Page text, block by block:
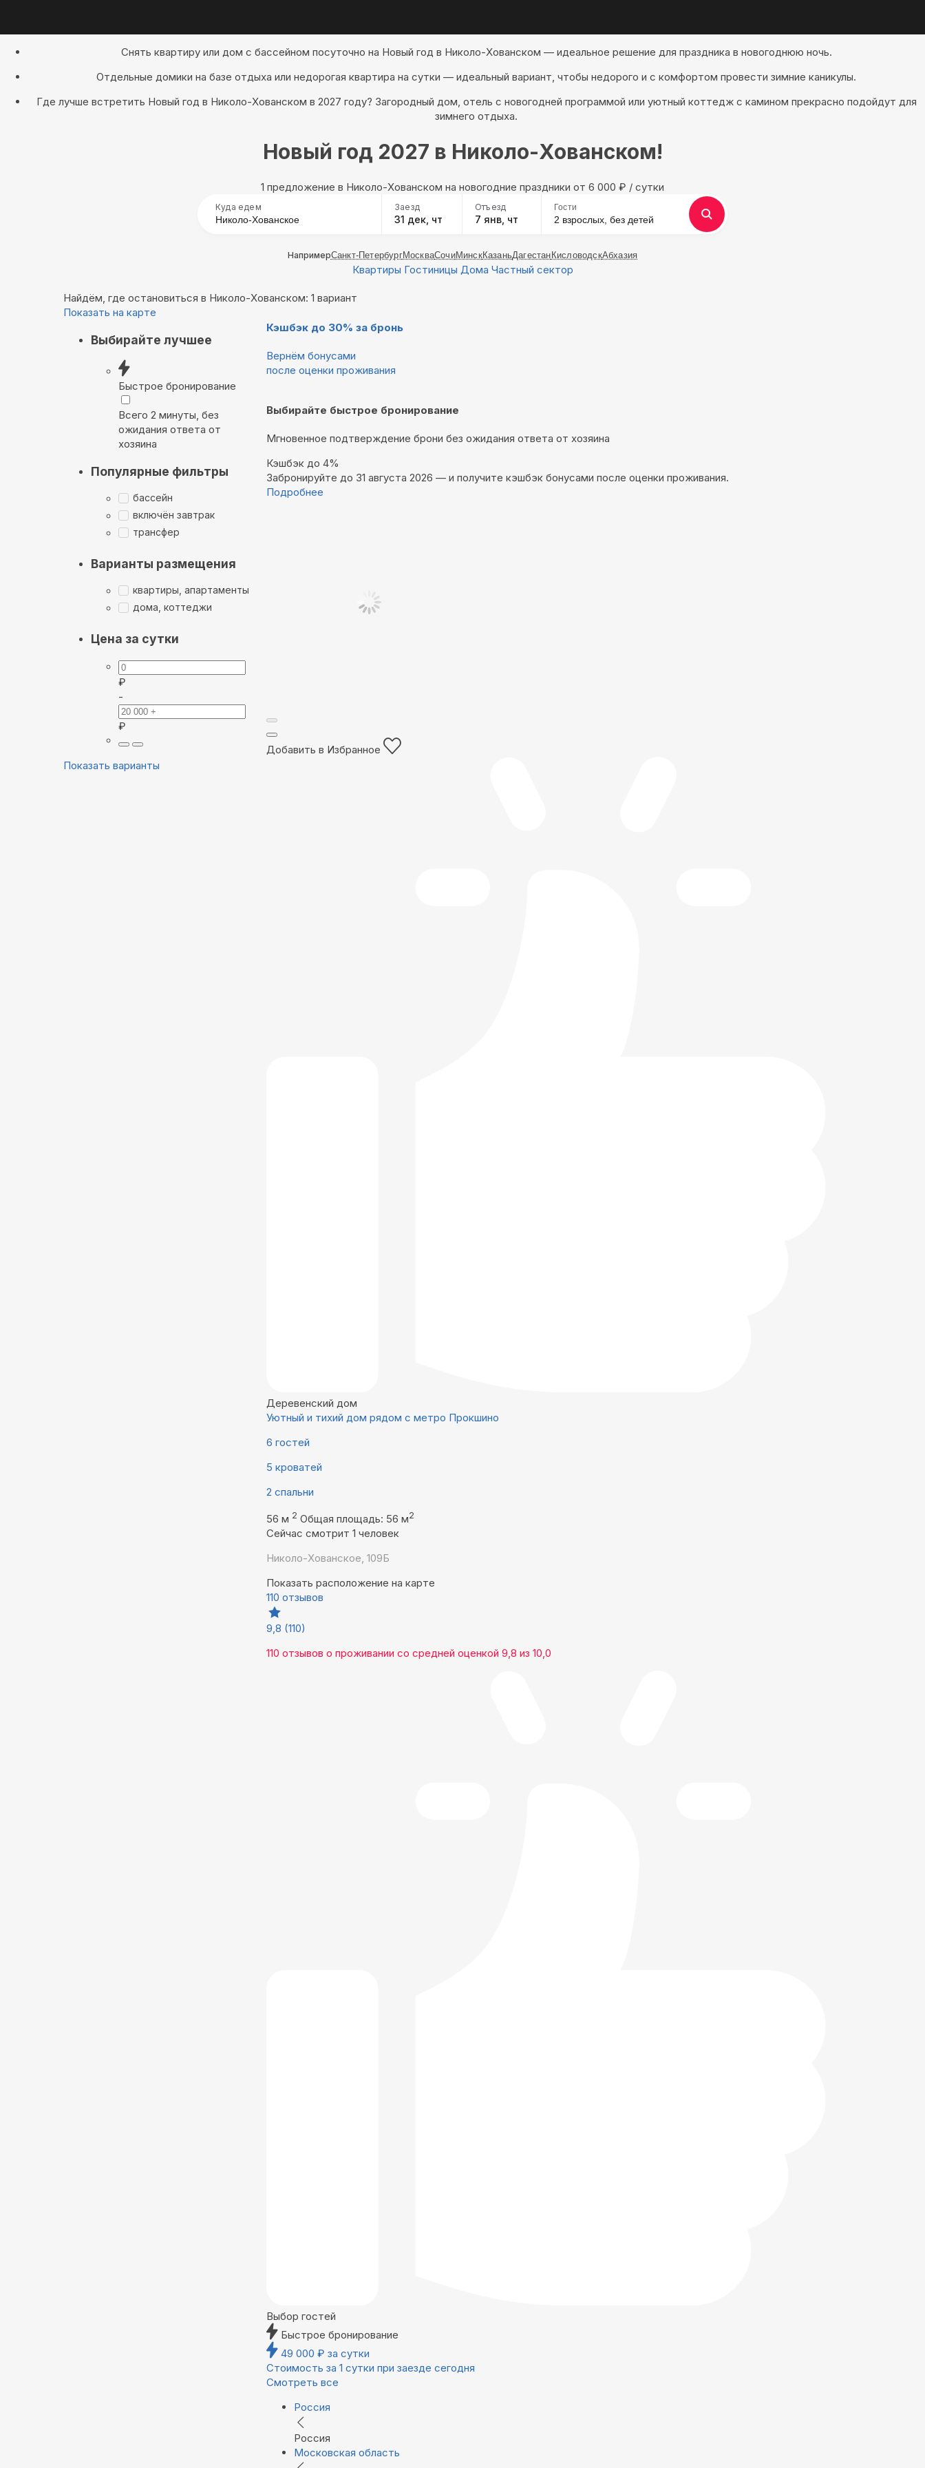
Снять квартиру или дом с бассейном посуточно на Новый год в Николо-Хованском — идеальное решение для праздника в новогоднюю ночь.
Отдельные домики на базе отдыха или недорогая квартира на сутки — идеальный вариант, чтобы недорого и с комфортом провести зимние каникулы.
Где лучше встретить Новый год в Николо-Хованском в 2027 году? Загородный дом, отель с новогодней программой или уютный коттедж с камином прекрасно подойдут для
зимнего отдыха.
Новый год 2027 в Николо-Хованском!
1 предложение в Николо-Хованском на новогодние праздники oт 6 000 ₽ / сутки
Куда едем Заезд
31 дек, чт
Отъезд
7 янв, чт
Гости
2 взрослых, без детей
НапримерСанкт-ПетербургМоскваСочиМинскКазаньДагестан КисловодскАбхазия
Квартиры Гостиницы Дома Частный сектор
Найдём, где остановиться в Николо-Хованском: 1 вариант
Показать на карте
Выбирайте лучшее
Быстрое бронирование
Всего 2 минуты, без
ожидания ответа от
хозяина
Популярные фильтры
бассейн
включён завтрак
трансфер
Варианты размещения
квартиры, апартаменты
дома, коттеджи
Цена за сутки
₽
-
₽
Показать варианты
Кэшбэк до 30% за бронь
Вернём бонусами
после оценки проживания
Выбирайте быстрое бронирование
Мгновенное подтверждение брони без ожидания ответа от хозяина
Кэшбэк до 4%
Забронируйте до 31 августа 2026 — и получите кэшбэк бонусами после оценки проживания.
Подробнее
Добавить в Избранное
Деревенский дом
Уютный и тихий дом рядом с метро Прокшино
6 гостей
5 кроватей
2 спальни
56 м 2 Общая площадь: 56 м2
Сейчас смотрит 1 человек
Николо-Хованское, 109Б
Показать расположение на карте
110 отзывов
9,8 (110)
110 отзывов о проживании со средней оценкой 9,8 из 10,0
Выбор гостей
Быстрое бронирование
49 000 ₽ за сутки
Стоимость за 1 сутки при заезде сегодня
Смотреть все
Россия
Россия
Московская область